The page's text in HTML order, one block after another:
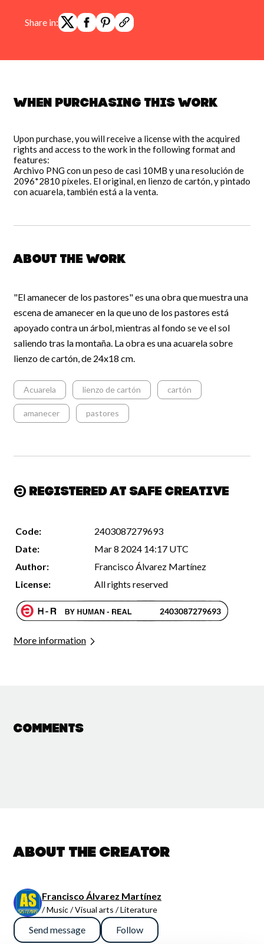
Share in:
When purchasing this work
Upon purchase, you will receive a license with the acquired
rights and access to the work in the following format and
features:
Archivo PNG con un peso de casi 10MB y una resolución de
2096*2810 píxeles. El original, en lienzo de cartón, y pintado
con acuarela, también está a la venta.
About the work
"El amanecer de los pastores" es una obra que muestra una
escena de amanecer en la que uno de los pastores está
apoyado contra un árbol, mientras al fondo se ve el sol
saliendo tras la montaña. La obra es una acuarela sobre
lienzo de cartón, de 24x18 cm.
Acuarela lienzo de cartón cartón
amanecer pastores
Registered at Safe Creative
Code:
2403087279693
Date:
Mar 8 2024 14:17 UTC
Author:
Francisco Álvarez Martínez
License:
All rights reserved
More information
Comments
About the creator
Francisco Álvarez Martínez
/ Music / Visual arts / Literature
Send message Follow